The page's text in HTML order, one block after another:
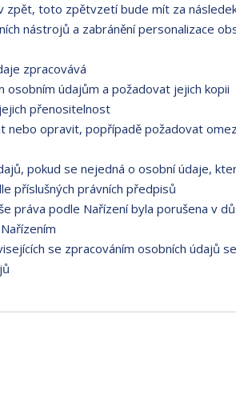
zpět, toto zpětvzetí bude mít za
nástrojů a zabránění personalizace
zpracovává
osobním údajům a požadovat jejich kopii
přenositelnost
nebo opravit, popřípadě požadovat
pokud se nejedná o osobní údaje,
příslušných právních předpisů
práva podle Nařízení byla porušena v
se zpracováním osobních údajů